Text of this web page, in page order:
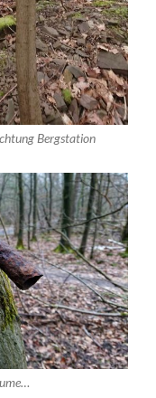
Bergstation